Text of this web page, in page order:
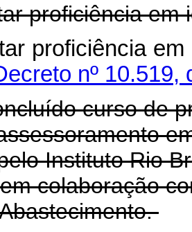
proficiência em
proficiência
nº 10.519,
curso de
Instituto Rio
colaboração